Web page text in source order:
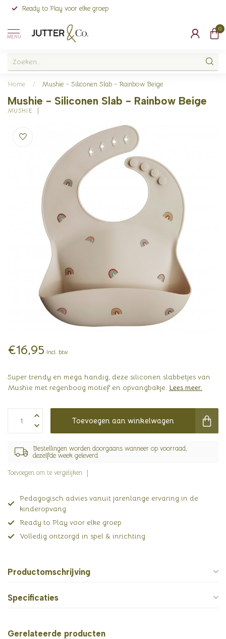
Ready to Play voor elke groep
MENU
0
Home / Mushie - Siliconen Slab - Rainbow Beige
Mushie - Siliconen Slab - Rainbow Beige
MUSHIE
€16,95 Incl. btw
Super trendy en mega handig, deze siliconen slabbetjes van
Mushie met regenboog motief en opvangbakje. Lees meer.
Toevoegen aan winkelwagen
Bestellingen worden doorgaans wanneer op voorraad,
dezelfde week geleverd.
Toevoegen om te vergelijken
Pedagogisch advies vanuit jarenlange ervaring in de
kinderopvang
Ready to Play voor elke groep
Volledig ontzorgd in spel & inrichting
Productomschrijving
Specificaties
Gerelateerde producten